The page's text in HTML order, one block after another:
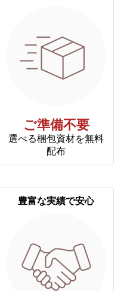
ご準備不要
選べる梱包資材を無料
配布
豊富な実績で安心